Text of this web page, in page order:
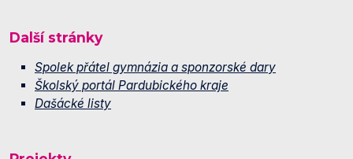
Další stránky
Spolek přátel gymnázia a sponzorské dary
Školský portál Pardubického kraje
Dašácké listy